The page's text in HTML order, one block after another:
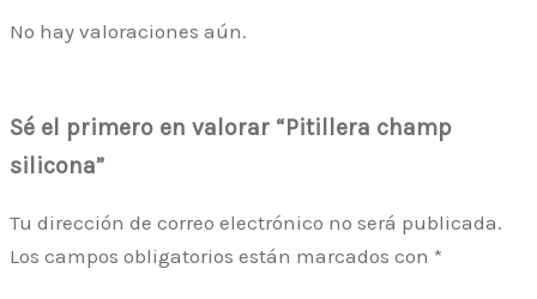
No hay valoraciones aún.
Sé el primero en valorar “Pitillera champ
silicona”
Tu dirección de correo electrónico no será publicada.
Los campos obligatorios están marcados con *